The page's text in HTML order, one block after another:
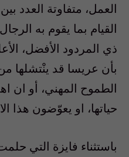
العمل، متفاوتة العدد
القيام بما يقوم به
ذي المردود الأفضل،
بأن عريسا قد ينْتشلها
الطموح المهني، أو ان
حياتها، او يعوّضون هذا
باستثناء فايزة التي